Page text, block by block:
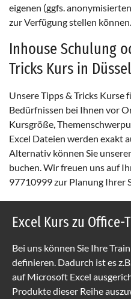
eigenen (ggfs.
zur Verfügung stellen können.
Inhouse Schulung
Tricks Kurs in
Unsere Tipps & Tricks Kurse
Bedürfnissen bei Ihnen vor
Kursgröße,
Excel Dateien werden exakt
Alternativ können Sie
buchen. Wir freuen uns auf
97710999 zur Planung Ihrer
Excel Kurs zu
Bei uns können Sie Ihre
definieren. Dadurch ist es
auf Microsoft Excel
Produkte dieser Reihe